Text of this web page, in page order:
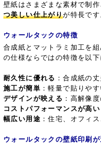
壁紙はさまざまな素材で制
つ美しい仕上がりが特長で
ウォールタックの特徴
合成紙とマットラミ加工を
の仕様ならではの特徴を以下
耐久性に優れる ：合成紙の
施工が簡単 ：軽量で貼りや
デザインが映える ：高解像
コストパフォーマンスが高い
幅広い用途 ：住宅、オフィ
ウォールタックの壁紙印刷